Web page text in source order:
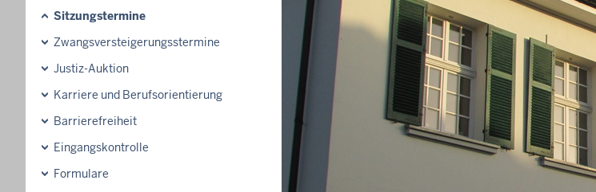
Sitzungstermine
Zwangsversteigerungsstermine
Justiz-Auktion
Karriere und Berufsorientierung
Barrierefreiheit
Eingangskontrolle
Formulare